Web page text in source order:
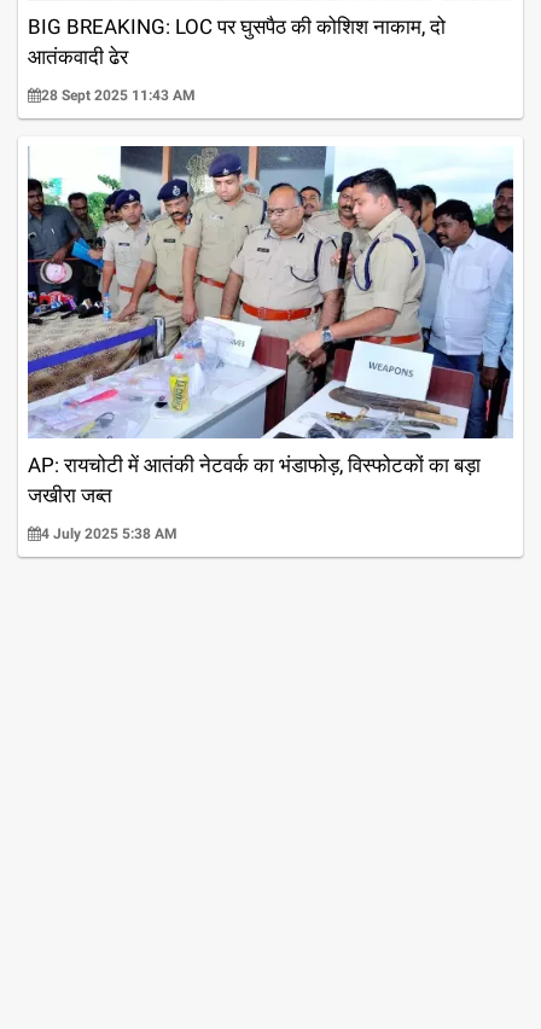
BIG BREAKING: LOC पर घुसपैठ की कोशिश नाकाम, दो
आतंकवादी ढेर
28 Sept 2025 11:43 AM
AP: रायचोटी में आतंकी नेटवर्क का भंडाफोड़, विस्फोटकों का बड़ा
जखीरा जब्त
4 July 2025 5:38 AM